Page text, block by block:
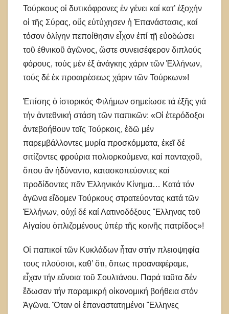
Τούρκους οἱ δυτικόφρονες ἐν γένει καί κατ’ ἐξοχήν
οἱ τῆς Σύρας, οὕς εὐτύχησεν ἡ Ἐπανάστασις, καί
τόσον ὀλίγην πεποίθησιν εἶχον ἐπί τῇ εὐοδώσει
τοῦ ἐθνικοῦ ἀγῶνος, ὥστε συνεισέφερον διπλούς
φόρους, τούς μέν ἐξ ἀνάγκης χάριν τῶν Ἑλλήνων,
τούς δέ ἐκ προαιρέσεως χάριν τῶν Τούρκων»!
Ἐπίσης ὁ ἱστορικός Φιλήμων σημείωσε τά ἑξῆς γιά
τήν ἀντεθνική στάση τῶν παπικῶν: «Οἱ ἑτερόδοξοι
ἀντεβοήθουν τοῖς Τούρκοις, ἐδῶ μέν
παρεμβάλλοντες μυρία προσκόμματα, ἐκεῖ δέ
σιτίζοντες φρούρια πολιορκούμενα, καί πανταχοῦ,
ὅπου ἄν ἠδύναντο, κατασκοπεύοντες καί
προδίδοντες πᾶν Ἑλληνικόν Κίνημα… Κατά τόν
ἀγῶνα εἴδομεν Τούρκους στρατεύοντας κατά τῶν
Ἑλλήνων, οὐχί δέ καί Λατινοδόξους Ἕλληνας τοῦ
Αἰγαίου ὁπλιζομένους ὑπέρ τῆς κοινῆς πατρίδος»!
Οἱ παπικοί τῶν Κυκλάδων ἦταν στήν πλειοψηφία
τους πλούσιοι, καθ’ ὅτι, ὅπως προαναφέραμε,
εἶχαν τήν εὔνοια τοῦ Σουλτάνου. Παρά ταῦτα δέν
ἔδωσαν τήν παραμικρή οἰκονομική βοήθεια στόν
Ἀγῶνα. Ὅταν οἱ ἐπαναστατημένοι Ἕλληνες